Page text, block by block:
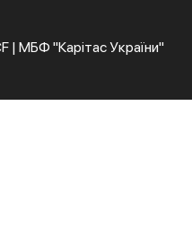
| МБФ "Карітас України"